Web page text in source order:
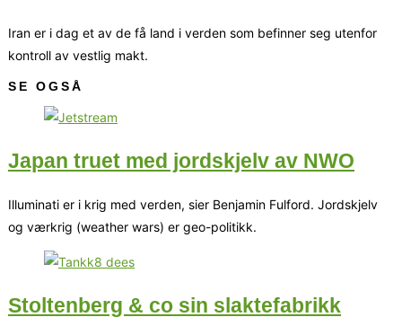
Iran er i dag et av de få land i verden som befinner seg utenfor
kontroll av vestlig makt.
SE OGSÅ
Japan truet med jordskjelv av NWO
Illuminati er i krig med verden, sier Benjamin Fulford. Jordskjelv
og værkrig (weather wars) er geo-politikk.